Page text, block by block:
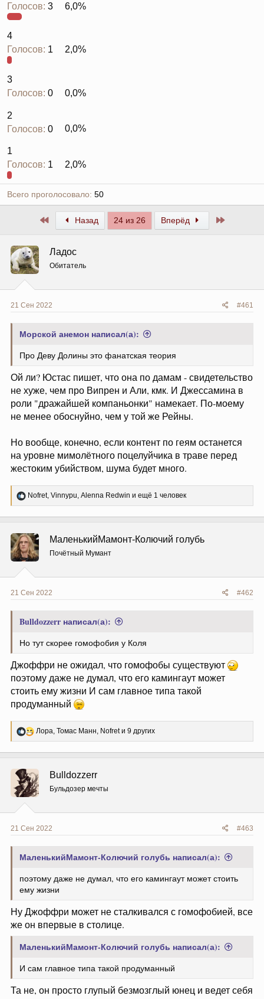
Голосов: 3 6,0%
4
Голосов: 1 2,0%
3
Голосов: 0 0,0%
2
Голосов: 0 0,0%
1
Голосов: 1 2,0%
Всего проголосовало 50
ПервыйНазад 24 из 26 Вперёд
Ладос
Обитатель
21 Сен 2022 #461
Морской анемон написал(а):
Про Деву Долины это фанатская теория
Ой ли? Юстас пишет, что она по дамам - свидетельство
не хуже, чем про Випрен и Али, кмк. И Джессамина в
роли "дражайшей компаньонки" намекает. По-моему
не менее обоснуйно, чем у той же Рейны.
Но вообще, конечно, если контент по геям останется
на уровне мимолётного поцелуйчика в траве перед
жестоким убийством, шума будет много.
Р
е
ц
и
и
:
Nofret, Vinnypu, Alenna Redwin и ещё 1 человек
МаленькийМамонт-Колючий голубь
Почётный Мумант
21 Сен 2022 #462
Bulldozzerr написал(а):
Но тут скорее гомофобия у Коля
Джоффри не ожидал, что гомофобы существуют
поэтому даже не думал, что его камингаут может
стоить ему жизни И сам главное типа такой
продуманный
Р
е
ц
и
и
:
Лора, Томас Манн, Nofretи 9 других
Bulldozzerr
Бульдозер мечты
21 Сен 2022 #463
МаленькийМамонт-Колючий голубь написал(а):
поэтому даже не думал, что его камингаут может стоить
ему жизни
Ну Джоффри может не сталкивался с гомофобией, все
же он впервые в столице.
МаленькийМамонт-Колючий голубь написал(а):
И сам главное типа такой продуманный
Та не, он просто глупый безмозглый юнец и ведет себя